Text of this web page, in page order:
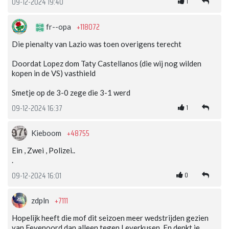
fr--opa +118072
Die pienalty van Lazio was toen overigens terecht
Doordat Lopez dom Taty Castellanos (die wij nog wilden
kopen in de VS) vasthield
Smetje op de 3-0 zege die 3-1 werd
09-12-2024 16:37 1
Kieboom +48755
Ein , Zwei , Polizei..
.
09-12-2024 16:01 0
zdpln +7111
Hopelijk heeft die mof dit seizoen meer wedstrijden gezien